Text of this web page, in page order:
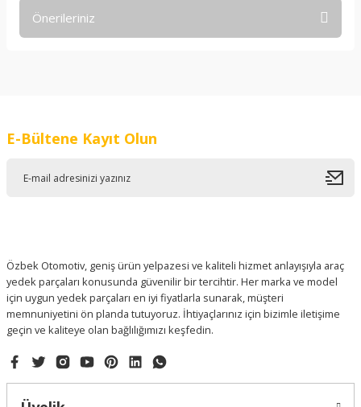
Önerileriniz
Ürün resmi kalitesiz, bozuk veya görüntülenemiyor.
Gönder
E-Bültene Kayıt Olun
Özbek Otomotiv, geniş ürün yelpazesi ve kaliteli hizmet anlayışıyla araç
yedek parçaları konusunda güvenilir bir tercihtir. Her marka ve model
için uygun yedek parçaları en iyi fiyatlarla sunarak, müşteri
memnuniyetini ön planda tutuyoruz. İhtiyaçlarınız için bizimle iletişime
geçin ve kaliteye olan bağlılığımızı keşfedin.